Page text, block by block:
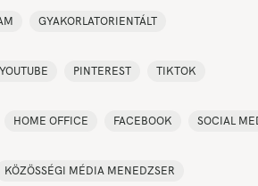
GYAKORLATORIENTÁLT
YOUTUBE PINTEREST TIKTOK
HOME OFFICE FACEBOOK SOCIAL
KÖZÖSSÉGI MÉDIA MENEDZSER